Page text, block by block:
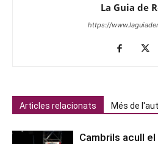
La Guia de
https://
Articles relacionats Més de
Cambrils acull